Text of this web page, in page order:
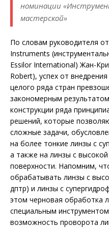
номинации
мастерской»
По словам руководителя
Instruments
Essilor International) Жан-
Robert), успех от
целого ряда стран
закономерным
конструкции ряда
решений, которые
сложные задачи,
на более тонкие линзы с
а также на линзы с
поверхности. Напомним,
обрабатывать линзы с
дптр) и линзы с
этом черновая обработка
специальным
возможность проворота